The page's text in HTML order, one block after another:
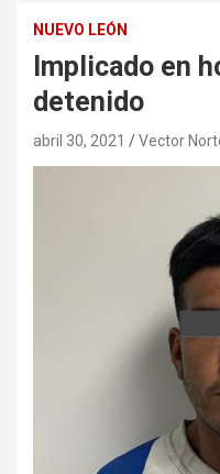
NUEVO LEÓN
Implicado en
detenido
abril 30, 2021 Vector